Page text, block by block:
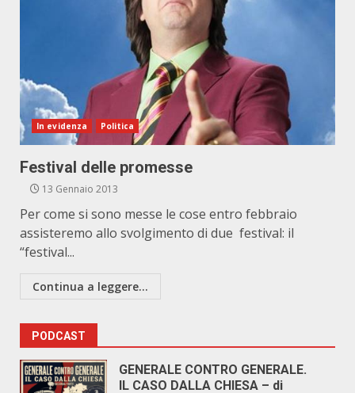
In evidenza Politica
Festival delle promesse
13 Gennaio 2013
Per come si sono messe le cose entro febbraio
assisteremo allo svolgimento di due festival: il
“festival...
Continua a leggere...
PODCAST
GENERALE CONTRO GENERALE.
IL CASO DALLA CHIESA – di